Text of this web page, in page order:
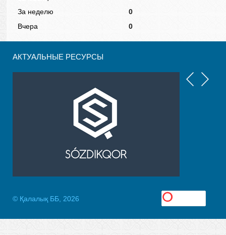
За неделю
0
Вчера
0
АКТУАЛЬНЫЕ РЕСУРСЫ
© Қалалық ББ, 2026